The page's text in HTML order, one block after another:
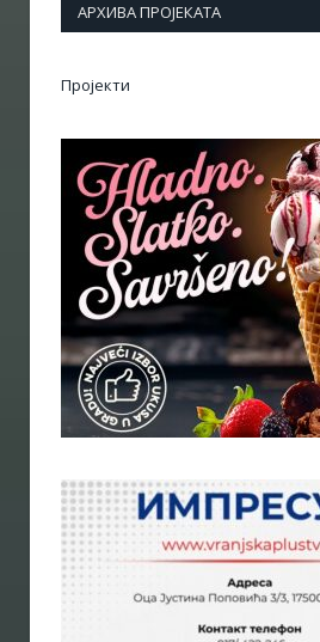
АРХИВА ПРОЈЕКАТА
Пројекти